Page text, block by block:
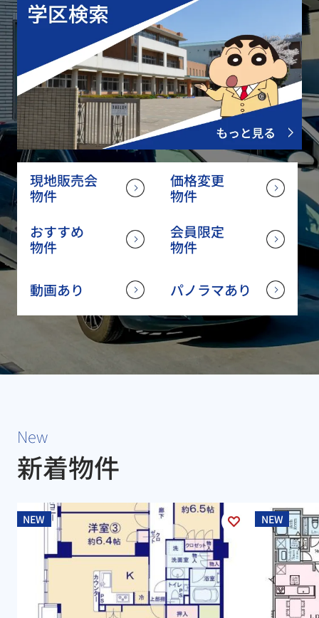
現地販売会
物件
価格変更
物件
おすすめ
物件
会員限定
物件
動画あり パノラマあり
New
新着物件
NEW NEW